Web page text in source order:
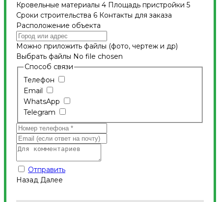
Кровельные материалы 4 Площадь пристройки 5
Сроки строительства 6 Контакты для заказа
Расположение объекта
Можно приложить файлы (фото, чертеж и др)
Выбрать файлы No file chosen
Способ связи
Телефон
Email
WhatsApp
Telegram
Отправить
Назад Далее